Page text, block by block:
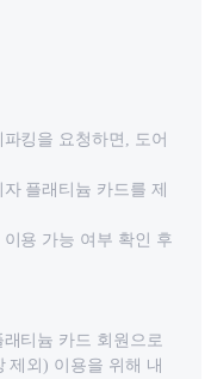
킹을 요청하면, 도어
플래티늄 카드를 제
용 가능 여부 확인 후
티늄 카드 회원으로
제외) 이용을 위해 내